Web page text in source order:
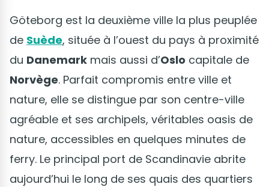
Göteborg est la deuxième ville la plus peuplée
de Suède, située à l’ouest du pays à proximité
du Danemark mais aussi d’Oslo capitale de
Norvège. Parfait compromis entre ville et
nature, elle se distingue par son centre-ville
agréable et ses archipels, véritables oasis de
nature, accessibles en quelques minutes de
ferry. Le principal port de Scandinavie abrite
aujourd’hui le long de ses quais des quartiers